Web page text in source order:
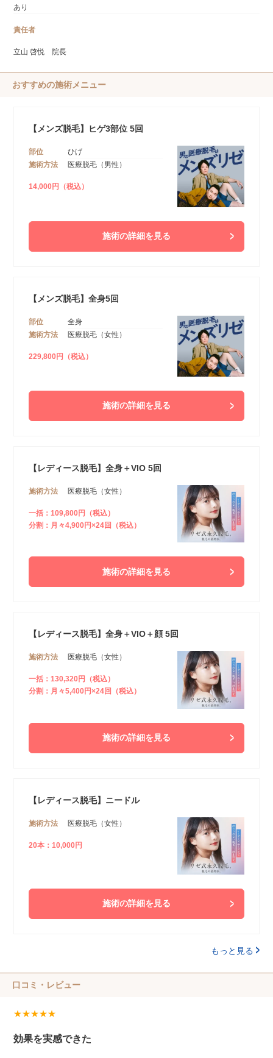
あり
責任者
立山 啓悦 院長
おすすめの施術メニュー
【メンズ脱毛】ヒゲ3部位 5回
部位
ひげ
施術方法
医療脱毛（男性）
14,000円（税込）
施術の詳細を見る
【メンズ脱毛】全身5回
部位
全身
施術方法
医療脱毛（女性）
229,800円（税込）
施術の詳細を見る
【レディース脱毛】全身＋VIO 5回
施術方法 医療脱毛（女性）
一括：109,800円（税込）
分割：月々4,900円×24回（税込）
施術の詳細を見る
【レディース脱毛】全身＋VIO＋顔 5回
施術方法 医療脱毛（女性）
一括：130,320円（税込）
分割：月々5,400円×24回（税込）
施術の詳細を見る
【レディース脱毛】ニードル
施術方法 医療脱毛（女性）
20本：10,000円
施術の詳細を見る
もっと見る
口コミ・レビュー
★★★★★
効果を実感できた